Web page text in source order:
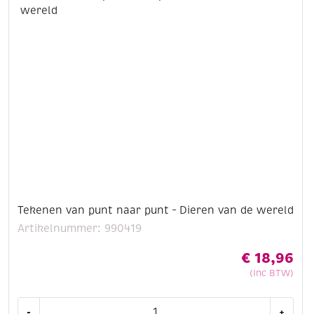
Tekenen van punt naar punt – Dieren van de wereld
Artikelnummer: 990419
€ 18,96
(Inc BTW)